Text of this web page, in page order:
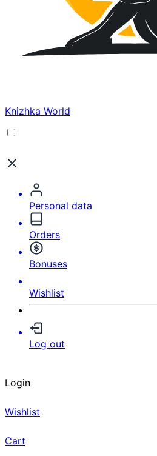
Knizhka World
Personal data
Orders
Bonuses
Wishlist
Log out
Login
Wishlist
Cart